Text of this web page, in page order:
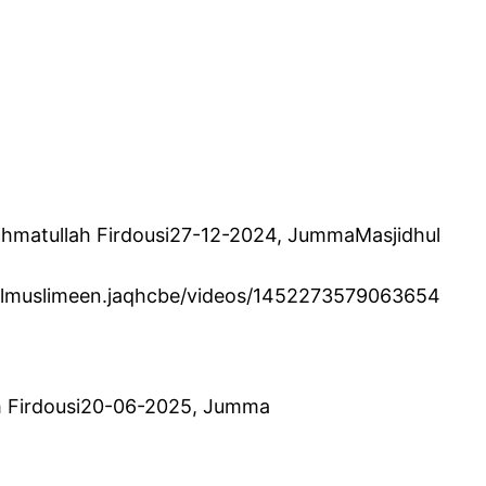
Firdousi27-12-2024, JummaMasjidhul
videos/1452273579063654
06-2025, Jumma